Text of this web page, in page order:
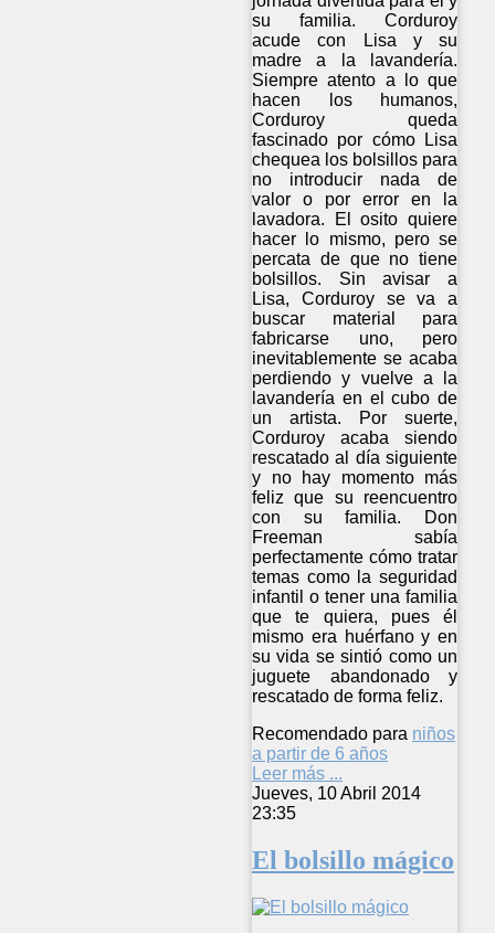
su familia. Corduroy
acude con Lisa y su
madre a la lavandería.
Siempre atento a lo que
hacen los humanos,
Corduroy queda
fascinado por cómo Lisa
chequea los bolsillos para
no introducir nada de
valor o por error en la
lavadora. El osito quiere
hacer lo mismo, pero se
percata de que no tiene
bolsillos. Sin avisar a
Lisa, Corduroy se va a
buscar material para
fabricarse uno, pero
inevitablemente se acaba
perdiendo y vuelve a la
lavandería en el cubo de
un artista. Por suerte,
Corduroy acaba siendo
rescatado al día siguiente
y no hay momento más
feliz que su reencuentro
con su familia. Don
Freeman sabía
perfectamente cómo tratar
temas como la seguridad
infantil o tener una familia
que te quiera, pues él
mismo era huérfano y en
su vida se sintió como un
juguete abandonado y
rescatado de forma feliz.
Recomendado para niños
a partir de 6 años
Leer más ...
Jueves, 10 Abril 2014
23:35
El bolsillo mágico